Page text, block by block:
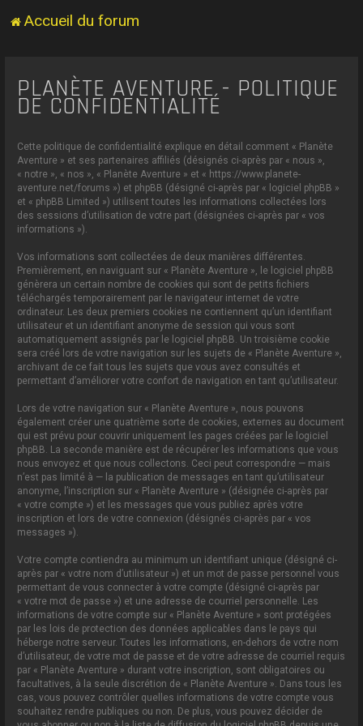
Accueil du forum
PLANÈTE AVENTURE - POLITIQUE
DE CONFIDENTIALITÉ
Cette politique de confidentialité explique en détail comment « Planète
Aventure » et ses partenaires affiliés (désignés ci-après par « nous »,
« notre », « nos », « Planète Aventure » et « https://www.planete-
aventure.net/forums ») et phpBB (désigné ci-après par « logiciel phpBB »
et « phpBB Limited ») utilisent toutes les informations collectées lors
des sessions d’utilisation de votre part (désignées ci-après par « vos
informations »).
Vos informations sont collectées de deux manières différentes.
Premièrement, en naviguant sur « Planète Aventure », le logiciel phpBB
génèrera un certain nombre de cookies qui sont de petits fichiers
téléchargés temporairement par le navigateur internet de votre
ordinateur. Les deux premiers cookies ne contiennent qu’un identifiant
utilisateur et un identifiant anonyme de session qui vous sont
automatiquement assignés par le logiciel phpBB. Un troisième cookie
sera créé lors de votre navigation sur les sujets de « Planète Aventure »,
archivant de ce fait tous les sujets que vous avez consultés et
permettant d’améliorer votre confort de navigation en tant qu’utilisateur.
Lors de votre navigation sur « Planète Aventure », nous pouvons
également créer une quatrième sorte de cookies, externes au document
qui est prévu pour couvrir uniquement les pages créées par le logiciel
phpBB. La seconde manière est de récupérer les informations que vous
nous envoyez et que nous collectons. Ceci peut correspondre — mais
n’est pas limité à — la publication de messages en tant qu’utilisateur
anonyme, l’inscription sur « Planète Aventure » (désignée ci-après par
« votre compte ») et les messages que vous publiez après votre
inscription et lors de votre connexion (désignés ci-après par « vos
messages »).
Votre compte contiendra au minimum un identifiant unique (désigné ci-
après par « votre nom d’utilisateur ») et un mot de passe personnel vous
permettant de vous connecter à votre compte (désigné ci-après par
« votre mot de passe ») et une adresse de courriel personnelle. Les
informations de votre compte sur « Planète Aventure » sont protégées
par les lois de protection des données applicables dans le pays qui
héberge notre serveur. Toutes les informations, en-dehors de votre nom
d’utilisateur, de votre mot de passe et de votre adresse de courriel requis
par « Planète Aventure » durant votre inscription, sont obligatoires ou
facultatives, à la seule discrétion de « Planète Aventure ». Dans tous les
cas, vous pouvez contrôler quelles informations de votre compte vous
souhaitez rendre publiques ou non. De plus, vous pouvez décider de